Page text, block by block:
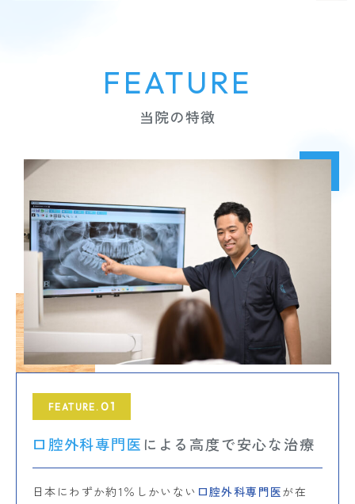
FEATURE
当院の特徴
FEATURE. 01
口腔外科専門医 による高度で安心な治療
日本にわずか約1％しかいない 口腔外科専門医が在